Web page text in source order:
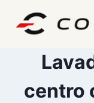
centro